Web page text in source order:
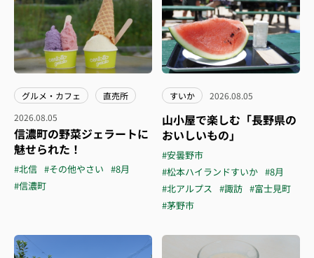
グルメ・カフェ
直売所
2026.08.05
信濃町の野菜ジェラートに
魅せられた！
#北信 #その他やさい #8月
#信濃町
すいか 2026.08.05
山小屋で楽しむ「長野県の
おいしいもの」
#安曇野市
#松本ハイランドすいか #8月
#北アルプス
#諏訪 #富士見町
#茅野市